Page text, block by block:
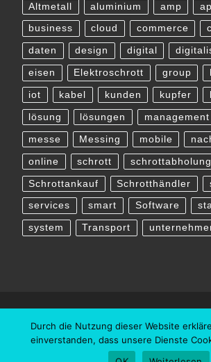
Altmetall aluminium amp
business cloud commerce
daten design digital
eisen Elektroschrott group
iot kabel kunden kupfer
lösung lösungen management
messe Messing mobile
online schrott schrottabholung
Schrottankauf Schrotthändler
services smart Software
system Transport
Durch die Nutzung dieser Website
einverstanden, dass unsere Dienste